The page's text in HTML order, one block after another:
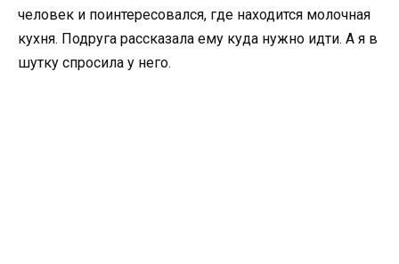
человек и поинтересовался, где находится молочная
кухня. Подруга рассказала ему куда нужно идти. А я в
шутку спросила у него.